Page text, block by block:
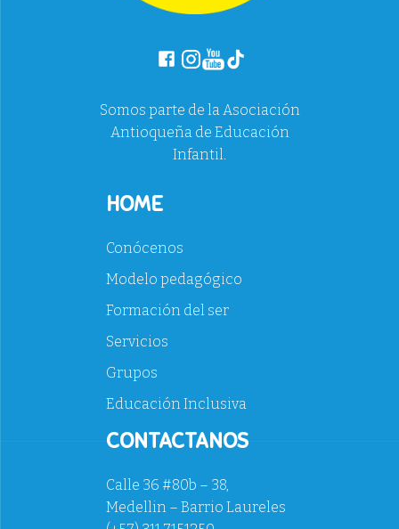
Somos parte de la Asociación
Antioqueña de Educación
Infantil.
HOME
Conócenos
Modelo pedagógico
Formación del ser
Servicios
Grupos
Educación Inclusiva
CONTACTANOS
Calle 36 #80b – 38,
Medellin – Barrio Laureles